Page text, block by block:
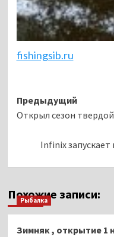
fishingsib.ru
Навигация
записи
Предыдущий
Открыл сезон
Infinix запускает
Похожие записи:
Рыбалка
Зимняк , открытие 1